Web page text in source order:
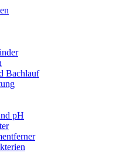
Bachlauf
pH